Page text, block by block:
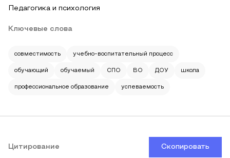
Педагогика и психология
Ключевые слова
совместимость учебно-воспитательный процесс
обучающий обучаемый СПО ВО ДОУ школа
профессиональное образование успеваемость
Цитирование Скопировать